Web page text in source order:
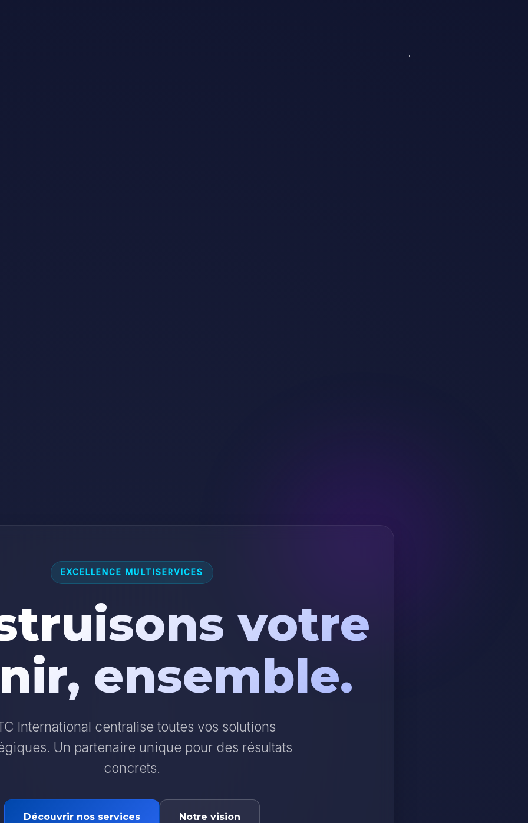
EXCELLENCE MULTISERVICES
votre
ensemble.
International centralise toutes vos solutions
Un partenaire unique pour des résultats
concrets.
Découvrir nos services Notre vision